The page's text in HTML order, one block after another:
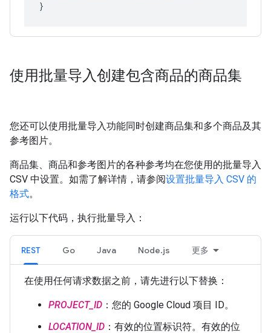
使用批量导入创建包含商品的商品集
您还可以使用批量导入功能同时创建商品集和多个商品及其
参考图片。
商品集、商品和参考图片的各种参考均在您使用的批量导入
CSV 中设置。如需了解详情，请参阅设置批量导入 CSV 的
格式。
运行以下代码，执行批量导入：
REST Go Java Node.js 更多
在使用任何请求数据之前，请先进行以下替换：
PROJECT_ID ：您的 Google Cloud 项目 ID。
LOCATION_ID ：有效的位置标识符。有效的位